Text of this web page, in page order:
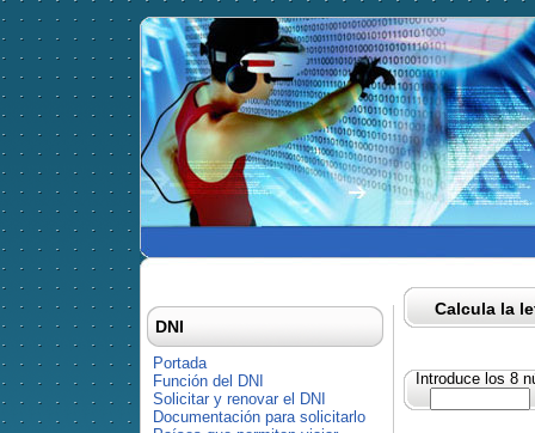
Calcula la
Introduce los 8
DNI
Portada
Función del DNI
Solicitar y renovar el DNI
Documentación para solicitarlo